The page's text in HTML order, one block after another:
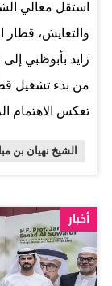
استقل معالي
والتعايش،
زايد بأبوظبي
من بدء تشغيل
تعكس الاهتمام
في الرحلة معالي
ورئيس مجلس
متن القطار
الشيخ نهيان بن
أخبار